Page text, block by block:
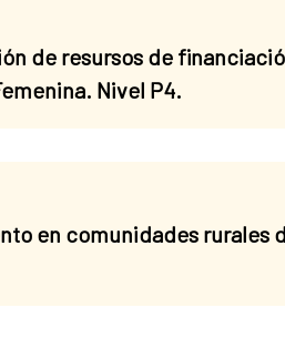
de resursos de
Nivel P4.
en comunidades rurales